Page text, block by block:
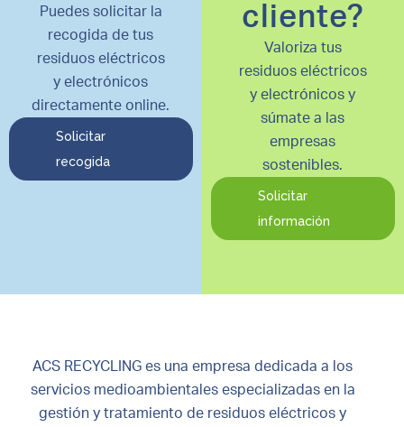
Puedes solicitar la
recogida de tus
residuos eléctricos
y electrónicos
directamente online.
Solicitar
recogida
cliente?
Valoriza tus
residuos eléctricos
y electrónicos y
súmate a las
empresas
sostenibles.
Solicitar
información
ACS RECYCLING es una empresa dedicada a los
servicios medioambientales especializadas en la
gestión y tratamiento de residuos eléctricos y